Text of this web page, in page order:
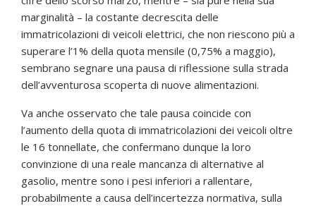
marginalità – la costante decrescita delle
immatricolazioni di veicoli elettrici, che non riescono più a
superare l’1% della quota mensile (0,75% a maggio),
sembrano segnare una pausa di riflessione sulla strada
dell’avventurosa scoperta di nuove alimentazioni.
Va anche osservato che tale pausa coincide con
l’aumento della quota di immatricolazioni dei veicoli oltre
le 16 tonnellate, che confermano dunque la loro
convinzione di una reale mancanza di alternative al
gasolio, mentre sono i pesi inferiori a rallentare,
probabilmente a causa dell’incertezza normativa, sulla